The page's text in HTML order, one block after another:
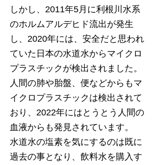
しかし、2011年5月に利根川水系
のホルムアルデヒド流出が発生
し、2020年には、安全だと思われ
ていた日本の水道水からマイクロ
プラスチックが検出されました。
人間の肺や胎盤、便などからもマ
イクロプラスチックは検出されて
おり、2022年にはとうとう人間の
血液からも発見されています。
水道水の塩素を気にするのは既に
過去の事となり、飲料水を購入す